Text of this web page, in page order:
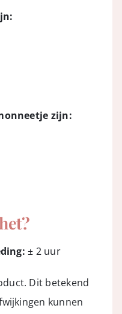
zijn:
± 2 uur
Dit betekend
kunnen